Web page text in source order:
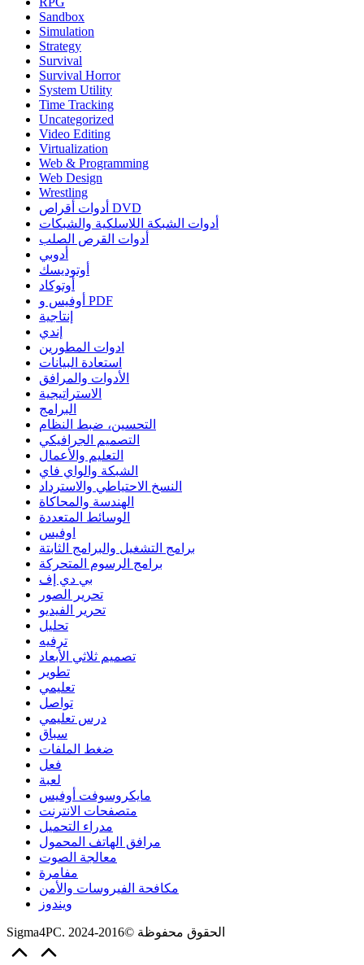
Sandbox
Simulation
Strategy
Survival
Survival Horror
System Utility
Time Tracking
Uncategorized
Video Editing
Virtualization
Web & Programming
Web Design
Wrestling
أدوات أقراص DVD
أدوات الشبكة اللاسلكية والشبكات
أدوات القرص الصلب
أدوبي
أوتوديسك
أوتوكاد
أوفيس و PDF
إنتاجية
إندي
ادوات المطورين
استعادة البيانات
الأدوات والمرافق
الاستراتيجية
البرامج
التحسين، ضبط النظام
التصميم الجرافيكي
التعليم والأعمال
الشبكة والواي فاي
النسخ الاحتياطي والاسترداد
الهندسة والمحاكاة
الوسائط المتعددة
اوفيس
برامج التشغيل والبرامج الثابتة
برامج الرسوم المتحركة
بي دي إف
تحرير الصور
تحرير الفيديو
تحليل
ترفيه
تصميم ثلاثي الأبعاد
تطوير
تعليمي
تواصل
درس تعليمي
سباق
ضغط الملفات
فعل
لعبة
مايكروسوفت أوفيس
متصفحات الانترنت
مدراء التحميل
مرافق الهاتف المحمول
معالجة الصوت
مفامرة
مكافحة الفيروسات والأمن
ويندوز
Sigma4PC. الحقوق محفوظة ©2016-2024